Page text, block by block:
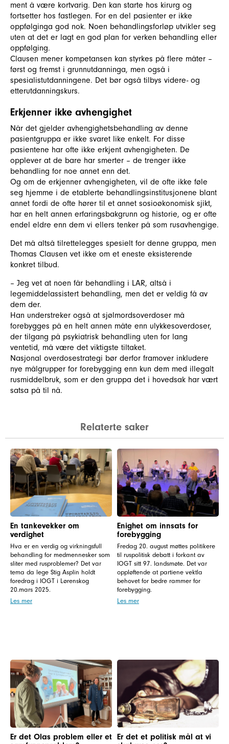
ment å være kortvarig. Den kan starte hos kirurg og
fortsetter hos fastlegen. For en del pasienter er ikke
oppfølginga god nok. Noen behandlingsforløp utvikler seg
uten at det er lagt en god plan for verken behandling eller
oppfølging.
Clausen mener kompetansen kan styrkes på flere måter –
først og fremst i grunnutdanninga, men også i
spesialistutdanningene. Det bør også tilbys videre- og
etterutdanningskurs.
Erkjenner ikke avhengighet
Når det gjelder avhengighetsbehandling av denne
pasientgruppa er ikke svaret like enkelt. For disse
pasientene har ofte ikke erkjent avhengigheten. De
opplever at de bare har smerter – de trenger ikke
behandling for noe annet enn det.
Og om de erkjenner avhengigheten, vil de ofte ikke føle
seg hjemme i de etablerte behandlingsinstitusjonene blant
annet fordi de ofte hører til et annet sosioøkonomisk sjikt,
har en helt annen erfaringsbakgrunn og historie, og er ofte
endel eldre enn dem vi ellers tenker på som rusavhengige.
Det må altså tilrettelegges spesielt for denne gruppa, men
Thomas Clausen vet ikke om et eneste eksisterende
konkret tilbud.
– Jeg vet at noen får behandling i LAR, altså i
legemiddelassistert behandling, men det er veldig få av
dem der.
Han understreker også at sjølmordsoverdoser må
forebygges på en helt annen måte enn ulykkesoverdoser,
der tilgang på psykiatrisk behandling uten for lang
ventetid, må være det viktigste tiltaket.
Nasjonal overdosestrategi bør derfor framover inkludere
nye målgrupper for forebygging enn kun dem med illegalt
rusmiddelbruk, som er den gruppa det i hovedsak har vært
satsa på til nå.
Relaterte saker
En tankevekker om
verdighet
Hva er en verdig og virkningsfull
behandling for medmennesker som
sliter med rusproblemer? Det var
tema da lege Stig Asplin holdt
foredrag i IOGT i Lørenskog
20.mars 2025.
Les mer
Enighet om innsats for
forebygging
Fredag 20. august møttes politikere
til ruspolitisk debatt i forkant av
IOGT sitt 97. landsmøte. Det var
oppløftende at partiene vektla
behovet for bedre rammer for
forebygging.
Les mer
Er det Olas problem eller et
Er det et politisk mål at vi